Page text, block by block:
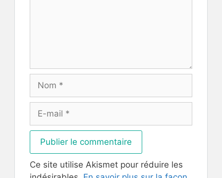
Nom
Ce site utilise Akismet pour réduire les